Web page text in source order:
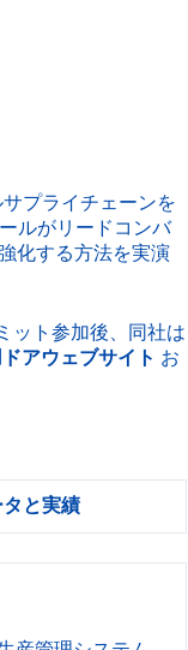
プライチェーンを
ルがリードコンバ
化する方法を実演
ット参加後、同社は
アウェブサイト お
と実績